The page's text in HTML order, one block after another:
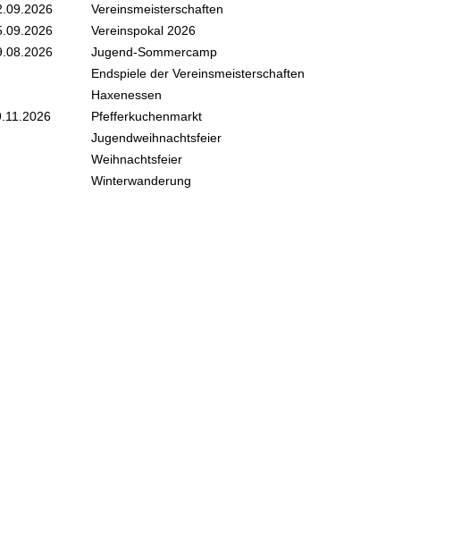
Vereinsmeisterschaften
Vereinspokal 2026
Jugend-Sommercamp
Endspiele der Vereinsmeisterschaften
Haxenessen
Pfefferkuchenmarkt
Jugendweihnachtsfeier
Weihnachtsfeier
Winterwanderung